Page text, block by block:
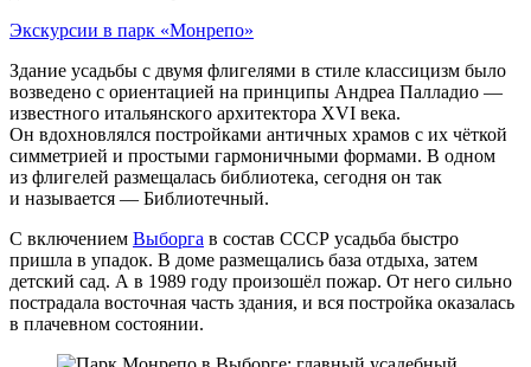
Экскурсии в парк «Монрепо»
Здание усадьбы с двумя флигелями в стиле классицизм было
возведено с ориентацией на принципы Андреа Палладио —
известного итальянского архитектора XVI века.
Он вдохновлялся постройками античных храмов с их чёткой
симметрией и простыми гармоничными формами. В одном
из флигелей размещалась библиотека, сегодня он так
и называется — Библиотечный.
С включением Выборга в состав СССР усадьба быстро
пришла в упадок. В доме размещались база отдыха, затем
детский сад. А в 1989 году произошёл пожар. От него сильно
пострадала восточная часть здания, и вся постройка оказалась
в плачевном состоянии.